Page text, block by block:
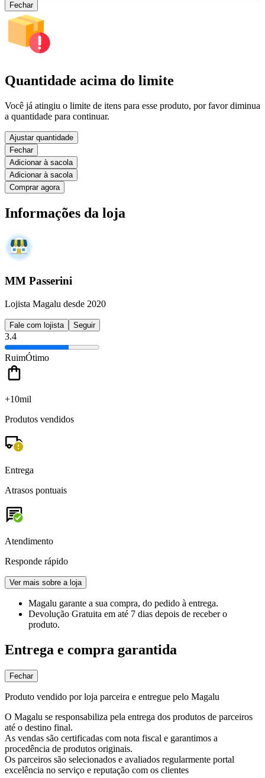
Fechar
Quantidade acima do limite
Você já atingiu o limite de itens para esse produto, por favor diminua
a quantidade para continuar.
Ajustar quantidade
Fechar
Adicionar à sacola
Adicionar à sacola
Comprar agora
Informações da loja
MM Passerini
Lojista Magalu desde 2020
Fale com lojista Seguir
3.4
RuimÓtimo
+10mil
Produtos vendidos
Entrega
Atrasos pontuais
Atendimento
Responde rápido
Ver mais sobre a loja
Magalu garante a sua compra, do pedido à entrega.
Devolução Gratuita em até 7 dias depois de receber o
produto.
Entrega e compra garantida
Fechar
Produto vendido por loja parceira e entregue pelo Magalu
O Magalu se responsabiliza pela entrega dos produtos de parceiros
até o destino final.
As vendas são certificadas com nota fiscal e garantimos a
procedência de produtos originais.
Os parceiros são selecionados e avaliados regularmente portal
excelência no serviço e reputação com os clientes